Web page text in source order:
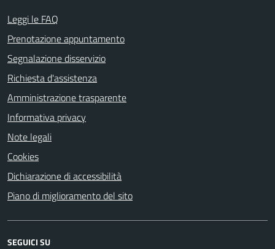
Leggi le FAQ
Prenotazione appuntamento
Segnalazione disservizio
Richiesta d'assistenza
Amministrazione trasparente
Informativa privacy
Note legali
Cookies
Dichiarazione di accessibilità
Piano di miglioramento del sito
SEGUICI SU